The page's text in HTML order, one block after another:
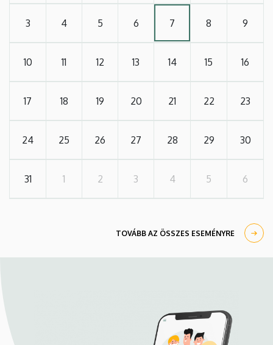
3 4 5 6 7 8 9
10 11 12 13 14 15 16
17 18 19 20 21 22 23
24 25 26 27 28 29 30
31 1 2 3 4 5 6
TOVÁBB AZ ÖSSZES ESEMÉNYRE